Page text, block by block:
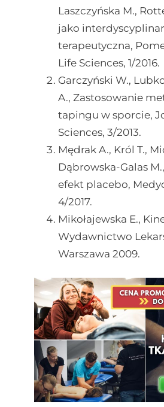
Laszczyńska M.,
jako
terapeutyczna,
Life Sciences, 1/2016.
Garczyński W.,
A., Zastosowanie
tapingu w sporcie,
Sciences, 3/2013.
Mędrak A., Król T.,
Dąbrowska-Galas
efekt placebo,
4/2017.
Mikołajewska E.,
Wydawnictwo
Warszawa 2009.